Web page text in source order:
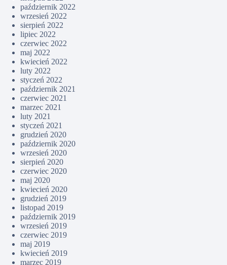
październik 2022
wrzesień 2022
sierpień 2022
lipiec 2022
czerwiec 2022
maj 2022
kwiecień 2022
luty 2022
styczeń 2022
październik 2021
czerwiec 2021
marzec 2021
luty 2021
styczeń 2021
grudzień 2020
październik 2020
wrzesień 2020
sierpień 2020
czerwiec 2020
maj 2020
kwiecień 2020
grudzień 2019
listopad 2019
październik 2019
wrzesień 2019
czerwiec 2019
maj 2019
kwiecień 2019
marzec 2019